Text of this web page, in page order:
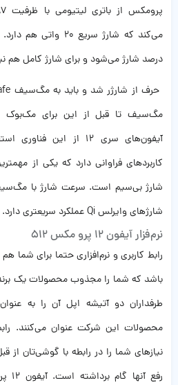
درصد شارژ می‌شود و برای شارژ کامل هم نیاز به ۸۹ دقیقه
مگ‌سیف تا قبل از این برای مک‌بوک‌
آیفون‌های سری ۱۲ از
کاربردهای فراوانی دارد که یکی از
شارژهای وایرلس Qi عملکرد سریعتری دارد.
نرم‌فزار آیفون ۱۲ پرو مکس 512
رابط کاربری و نرم‌افزاری حتما برای شما
باشد که شما را مجذوب محصولات یک
طرفداران دو آتیشه اپل آن‌ را به
محصولات این شرکت عنوان می‌کنند.
نیازهای شما را در رابطه با گوشی‌تان